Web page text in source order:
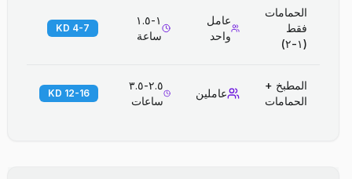
الحمامات
فقط
(١-٢)
عامل
واحد
١-١.٥
ساعة
4-7 KD
المطبخ +
الحمامات
عاملين
٢.٥-٣.٥
ساعات
12-16 KD